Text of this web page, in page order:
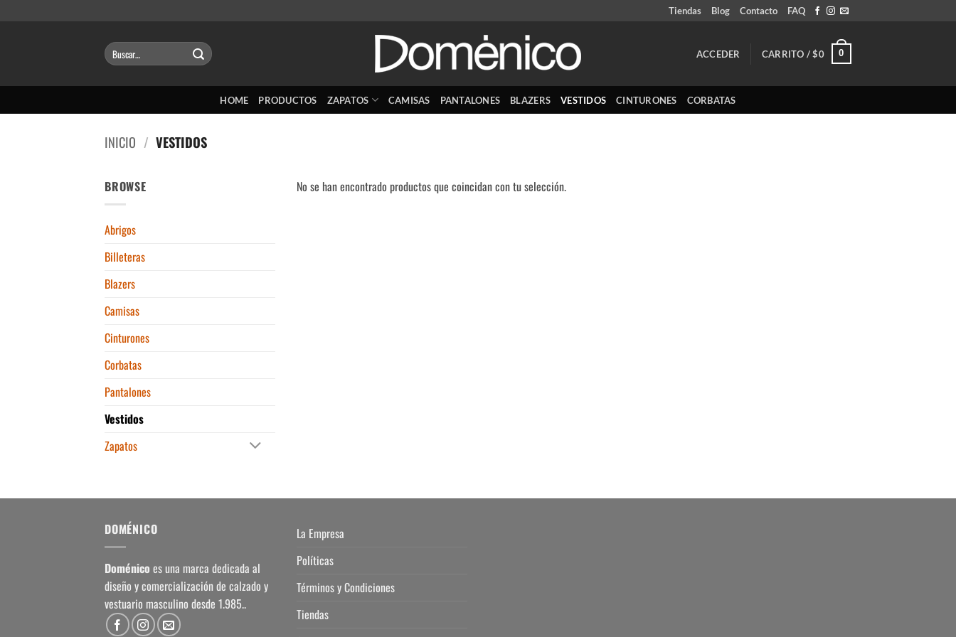
Tiendas Blog Contacto FAQ
Buscar
por:
ACCEDER CARRITO /$0 0
HOME PRODUCTOS ZAPATOS CAMISAS PANTALONES BLAZERS VESTIDOS CINTURONES CORBATAS
INICIO / VESTIDOS
BROWSE
Abrigos
Billeteras
Blazers
Camisas
Cinturones
Corbatas
Pantalones
Vestidos
Zapatos
No se han encontrado productos que coincidan con tu selección.
DOMÉNICO
Doménico es una marca dedicada al
diseño y comercialización de calzado y
vestuario masculino desde 1.985..
La Empresa
Políticas
Términos y Condiciones
Tiendas